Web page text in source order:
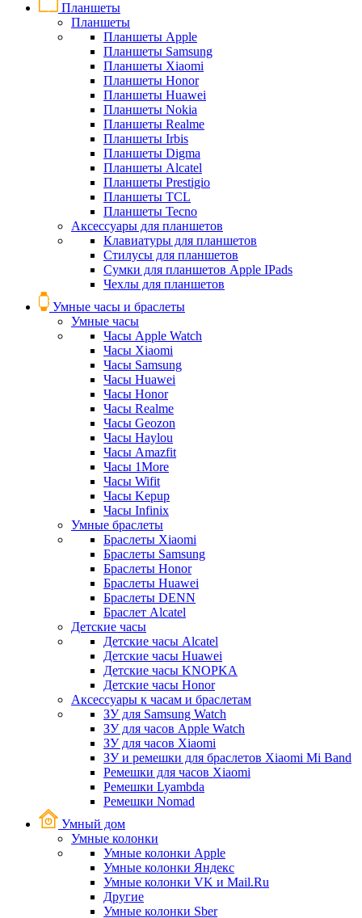
Планшеты
Планшеты
Планшеты Apple
Планшеты Samsung
Планшеты Xiaomi
Планшеты Honor
Планшеты Huawei
Планшеты Nokia
Планшеты Realme
Планшеты Irbis
Планшеты Digma
Планшеты Alcatel
Планшеты Prestigio
Планшеты TCL
Планшеты Tecno
Аксессуары для планшетов
Клавиатуры для планшетов
Стилусы для планшетов
Сумки для планшетов Apple IPads
Чехлы для планшетов
Умные часы и браслеты
Умные часы
Часы Apple Watch
Часы Xiaomi
Часы Samsung
Часы Huawei
Часы Honor
Часы Realme
Часы Geozon
Часы Haylou
Часы Amazfit
Часы 1More
Часы Wifit
Часы Kepup
Часы Infinix
Умные браслеты
Браслеты Xiaomi
Браслеты Samsung
Браслеты Honor
Браслеты Huawei
Браслеты DENN
Браслет Alcatel
Детские часы
Детские часы Alcatel
Детские часы Huawei
Детские часы KNOPKA
Детские часы Honor
Аксессуары к часам и браслетам
ЗУ для Samsung Watch
ЗУ для часов Apple Watch
ЗУ для часов Xiaomi
ЗУ и ремешки для браслетов Xiaomi Mi Band
Ремешки для часов Xiaomi
Ремешки Lyambda
Ремешки Nomad
Умный дом
Умные колонки
Умные колонки Apple
Умные колонки Яндекс
Умные колонки VK и Mail.Ru
Другие
Умные колонки Sber